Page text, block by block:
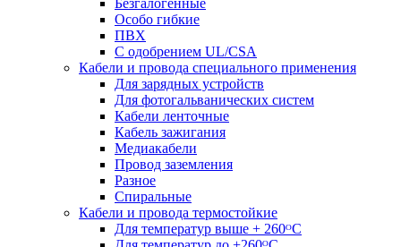
Особо гибкие
ПВХ
С одобрением UL/CSA
Кабели и провода специального применения
Для зарядных устройств
Для фотогальванических систем
Кабели ленточные
Кабель зажигания
Медиакабели
Провод заземления
Разное
Спиральные
Кабели и провода термостойкие
Для температур выше + 260ᴼС